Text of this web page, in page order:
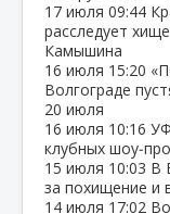
17 июля 09:44
расследует
Камышина
16 июля 15:20
Волгограде
20 июля
16 июля 10:16
клубных
15 июля 10:03 В
за похищение и
14 июля 17:02